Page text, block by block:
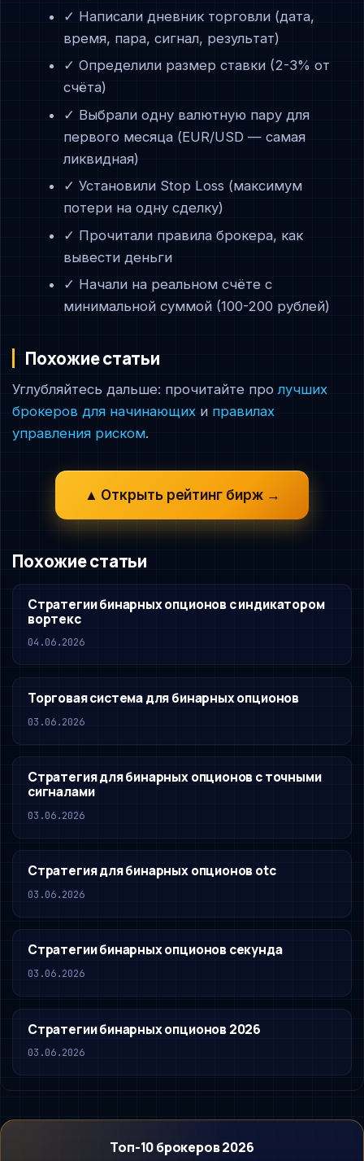
✓ Написали дневник торговли (дата,
время, пара, сигнал, результат)
✓ Определили размер ставки (2-3% от
счёта)
✓ Выбрали одну валютную пару для
первого месяца (EUR/USD — самая
ликвидная)
✓ Установили Stop Loss (максимум
потери на одну сделку)
✓ Прочитали правила брокера, как
вывести деньги
✓ Начали на реальном счёте с
минимальной суммой (100-200 рублей)
Похожие статьи
Углубляйтесь дальше: прочитайте пролучших
брокеров для начинающих и правилах
управления риском.
▲ Открыть рейтинг бирж →
Похожие статьи
Стратегии бинарных опционов с индикатором
вортекс
04.06.2026
Торговая система для бинарных опционов
03.06.2026
Стратегия для бинарных опционов с точными
сигналами
03.06.2026
Стратегия для бинарных опционов otc
03.06.2026
Стратегии бинарных опционов секунда
03.06.2026
Стратегии бинарных опционов 2026
03.06.2026
Топ-10 брокеров 2026